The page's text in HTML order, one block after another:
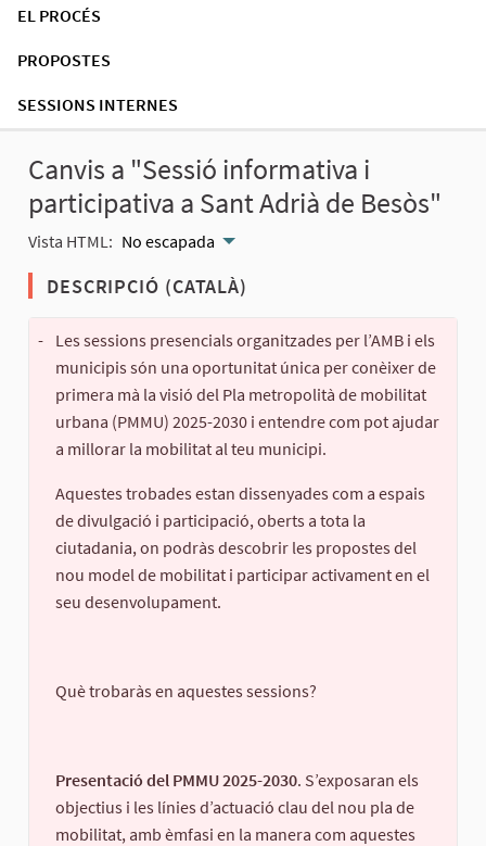
EL PROCÉS
PROPOSTES
SESSIONS INTERNES
Canvis a "Sessió informativa i
participativa a Sant Adrià de Besòs"
Vista HTML: No escapada
DESCRIPCIÓ (CATALÀ)
- Les sessions presencials organitzades per l’AMB i els
municipis són una oportunitat única per conèixer de
primera mà la visió del Pla metropolità de mobilitat
urbana (PMMU) 2025-2030 i entendre com pot ajudar
a millorar la mobilitat al teu municipi.
Aquestes trobades estan dissenyades com a espais
de divulgació i participació, oberts a tota la
ciutadania, on podràs descobrir les propostes del
nou model de mobilitat i participar activament en el
seu desenvolupament.
Què trobaràs en aquestes sessions?
Presentació del PMMU 2025-2030. S’exposaran els
objectius i les línies d’actuació clau del nou pla de
mobilitat, amb èmfasi en la manera com aquestes